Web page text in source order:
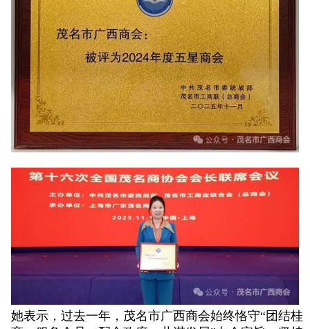
她表示，过去一年，茂名市广西商会始终恪守“团结桂